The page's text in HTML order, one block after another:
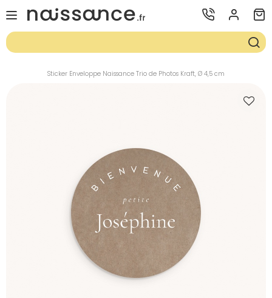
Sticker Enveloppe Naissance Trio de Photos Kraft, Ø 4,5 cm